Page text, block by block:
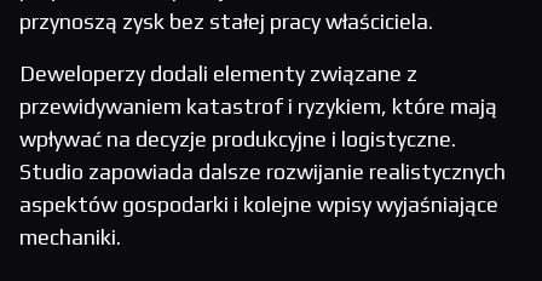
przynoszą zysk bez stałej pracy właściciela.
Deweloperzy dodali elementy związane z
przewidywaniem katastrof i ryzykiem, które mają
wpływać na decyzje produkcyjne i logistyczne.
Studio zapowiada dalsze rozwijanie realistycznych
aspektów gospodarki i kolejne wpisy wyjaśniające
mechaniki.